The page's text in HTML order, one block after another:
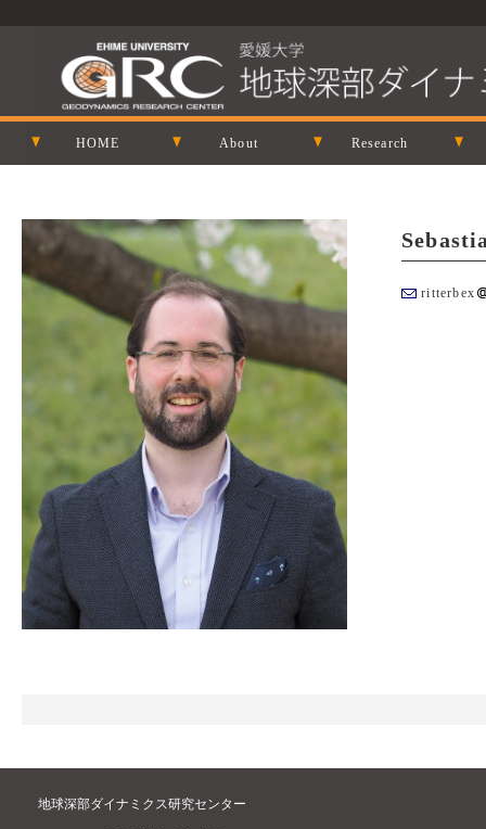
HOME About Research
ritterbex
地球深部ダイナミクス研究センター